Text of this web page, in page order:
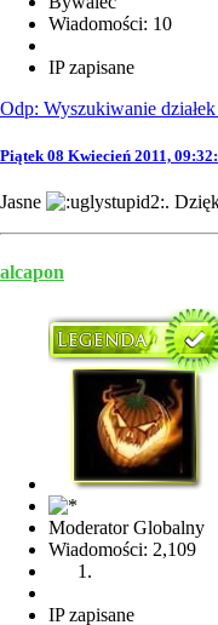
Wiadomości: 10
IP zapisane
Odp: Wyszukiwanie
Piątek 08 Kwiecień 2011,
Jasne .
alcapon
Moderator Globalny
Wiadomości: 2,109
IP zapisane